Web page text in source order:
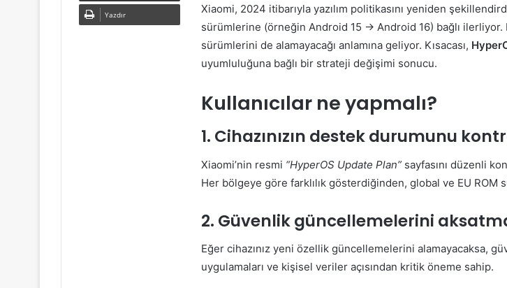
Xiaomi, 2024 itibarıyla yazılım politikasını yeniden
sürümlerine (örneğin Android 15 → Android 16) bağlı ilerliyor.
sürümlerini de alamayacağı anlamına geliyor. Kısacası,
uyumluluğuna bağlı bir strateji değişimi sonucu.
Kullanıcılar ne yapmalı?
1. Cihazınızın destek durumunu
Xiaomi’nin resmi “HyperOS Update Plan” sayfasını düzenli
Her bölgeye göre farklılık gösterdiğinden, global ve EU ROM
2. Güvenlik güncellemelerini
Eğer cihazınız yeni özellik güncellemelerini alamayacaksa,
uygulamaları ve kişisel veriler açısından kritik öneme sahip.
Yazdır